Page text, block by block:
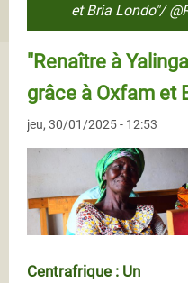
et Bria Londo"/
"Renaître à
grâce à Oxfam et
jeu, 30/01/2025 - 12:53
Centrafrique : Un